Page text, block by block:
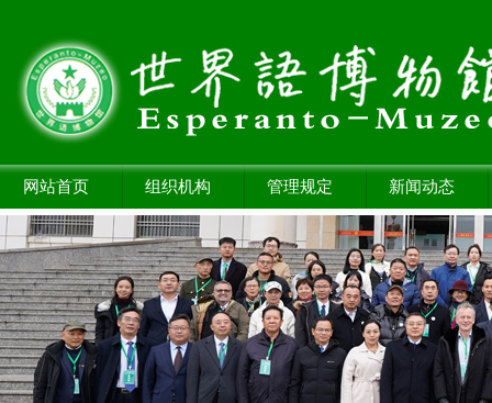
网站首页 组织机构 管理规定 新闻动态